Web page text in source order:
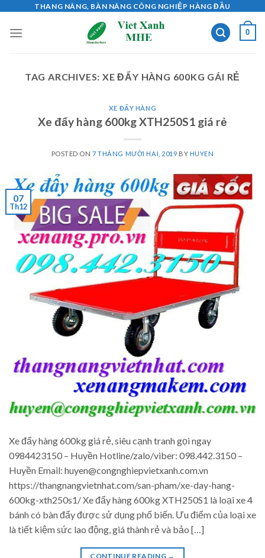
content
THANG NÂNG, BÀN NÂNG CÔNG NGHIỆP HÀNG ĐẦU
0
TAG ARCHIVES: XE ĐẨY HÀNG 600KG GÁI RẺ
XE ĐẨY HÀNG
Xe đẩy hàng 600kg XTH250S1 giá rẻ
POSTED ON7 THÁNG MƯỜI HAI, 2019 BY HUYEN
07
Th12
Xe đẩy hàng 600kg giá rẻ, siêu cạnh tranh gọi ngay
0984423150 – Huyền Hotline/zalo/viber: 098.442.3150 –
Huyền Email: huyen@congnghiepvietxanh.com.vn
https://thangnangvietnhat.com/san-pham/xe-day-hang-
600kg-xth250s1/ Xe đẩy hàng 600kg XTH250S1 là loại xe 4
bánh có bàn đẩy được sử dụng phổ biến. Ưu điểm của loại xe
là tiết kiệm sức lao động, giá thành rẻ và bảo […]
CONTINUE READING →